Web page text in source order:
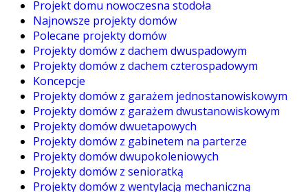
Projekt domu nowoczesna stodoła
Najnowsze projekty domów
Polecane projekty domów
Projekty domów z dachem dwuspadowym
Projekty domów z dachem czterospadowym
Koncepcje
Projekty domów z garażem jednostanowiskowym
Projekty domów z garażem dwustanowiskowym
Projekty domów dwuetapowych
Projekty domów z gabinetem na parterze
Projekty domów dwupokoleniowych
Projekty domów z senioratką
Projekty domów z wentylacją mechaniczną